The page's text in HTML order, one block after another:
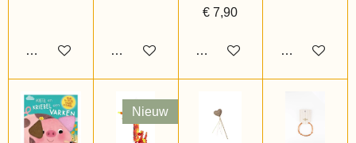
Bekijk details Bekijk details
€ 7,90
Bekijk details Bekijk details
Nieuw